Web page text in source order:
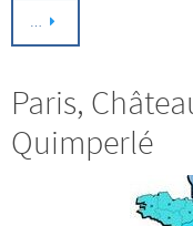
…
Paris,
Quimperlé